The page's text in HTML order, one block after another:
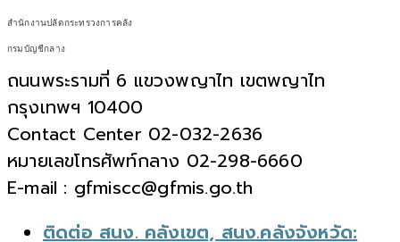
สำนักงานปลัดกระทรวงการคลัง
กรมบัญชีกลาง
ถนนพระรามที่ 6 แขวงพญาไท เขตพญาไท
กรุงเทพฯ 10400
Contact Center 02-032-2636
หมายเลขโทรศัพท์กลาง 02-298-6660
E-mail : gfmiscc@gfmis.go.th
ติดต่อ สนง. คลังเขต, สนง.คลังจังหวัด: